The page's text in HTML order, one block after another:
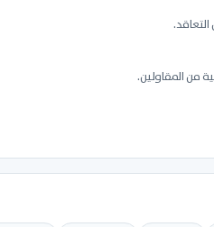
من المقاولين.